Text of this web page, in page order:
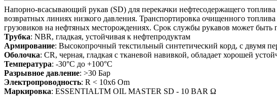
Напорно-всасывающий рукав (SD) для перекачки нефтесодержащего
возвратных линиях низкого давления. Транспортировка очищенного
грузовиков на нефтяных месторождениях. Срок службы рукавов может быть
Трубка: NBR, гладкая, устойчивая к нефтепродуктам
Армирование: Высокопрочный текстильный синтетический корд, с двумя
Оболочка: CR, черная, гладкая с тканевой навивкой, обладает хорошей
Температура: -30°C до +100°C
Разрывное давление: >30 Бар
Электропроводность: R < 10x6 Om
Маркировка: ESSENTIALTM OIL MASTER SD - 10 BAR Ω